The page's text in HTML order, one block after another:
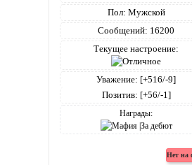
Пол: Мужской
Сообщений: 16200
Текущее настроение:
Уважение: [+516/-9]
Позитив: [+56/-1]
Награды: